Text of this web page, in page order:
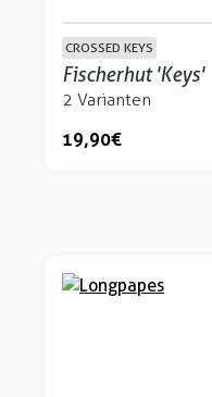
CROSSED KEYS
Fischerhut 'Keys'
2 Varianten
19,90 €